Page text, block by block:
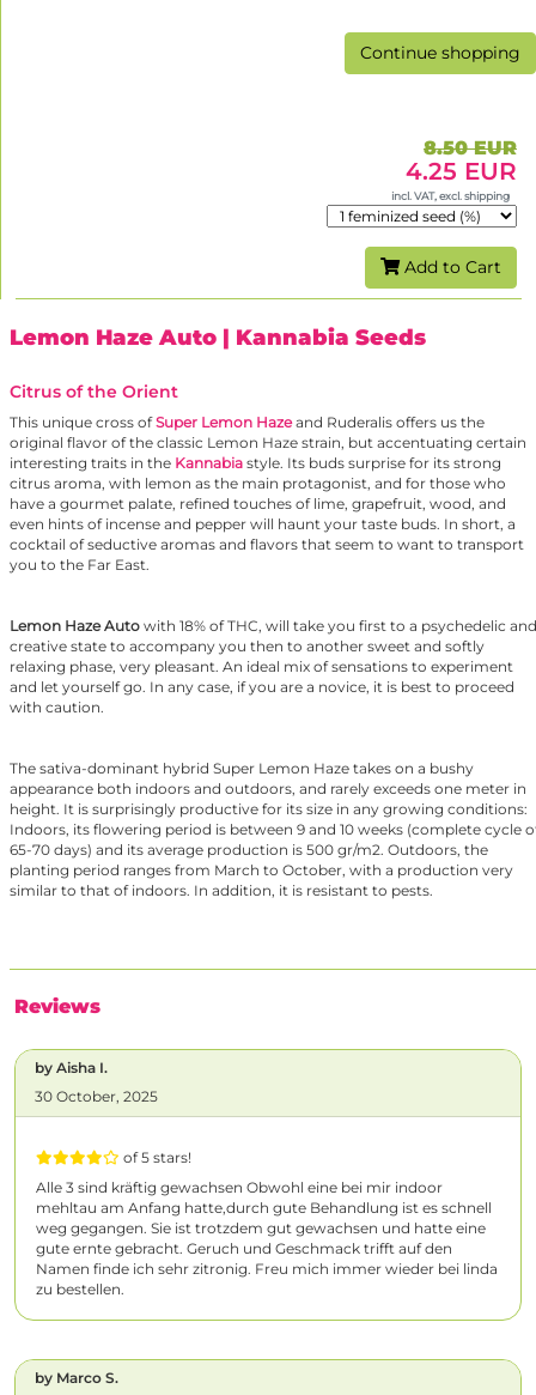
Continue shopping
8.50 EUR
4.25 EUR
incl. VAT, excl. shipping
Add to Cart
Lemon Haze Auto | Kannabia Seeds
Citrus of the Orient
This unique cross ofSuper Lemon Hazeand Ruderalis offers us the
original flavor of the classic Lemon Haze strain, but accentuating certain
interesting traits in the Kannabia style. Its buds surprise for its strong
citrus aroma, with lemon as the main protagonist, and for those who
have a gourmet palate, refined touches of lime, grapefruit, wood, and
even hints of incense and pepper will haunt your taste buds. In short, a
cocktail of seductive aromas and flavors that seem to want to transport
you to the Far East.
Lemon Haze Auto with 18% of THC, will take you first to a psychedelic and
creative state to accompany you then to another sweet and softly
relaxing phase, very pleasant. An ideal mix of sensations to experiment
and let yourself go. In any case, if you are a novice, it is best to proceed
with caution.
The sativa-dominant hybrid Super Lemon Haze takes on a bushy
appearance both indoors and outdoors, and rarely exceeds one meter in
height. It is surprisingly productive for its size in any growing conditions:
Indoors, its flowering period is between 9 and 10 weeks (complete cycle
65-70 days) and its average production is 500 gr/m2. Outdoors, the
planting period ranges from March to October, with a production very
similar to that of indoors. In addition, it is resistant to pests.
Reviews
by Aisha I.
30 October, 2025
of 5 stars!
Alle 3 sind kräftig gewachsen Obwohl eine bei mir indoor
mehltau am Anfang hatte,durch gute Behandlung ist es schnell
weg gegangen. Sie ist trotzdem gut gewachsen und hatte eine
gute ernte gebracht. Geruch und Geschmack trifft auf den
Namen finde ich sehr zitronig. Freu mich immer wieder bei linda
zu bestellen.
by Marco S.